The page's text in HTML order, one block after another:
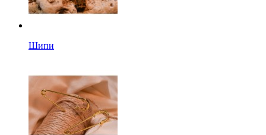
Шипи